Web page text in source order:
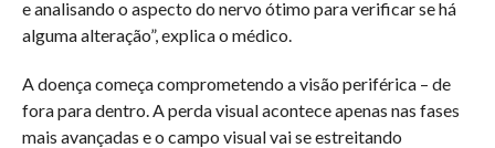
e analisando o aspecto do nervo ótimo para verificar se há
alguma alteração”, explica o médico.
A doença começa comprometendo a visão periférica – de
fora para dentro. A perda visual acontece apenas nas fases
mais avançadas e o campo visual vai se estreitando